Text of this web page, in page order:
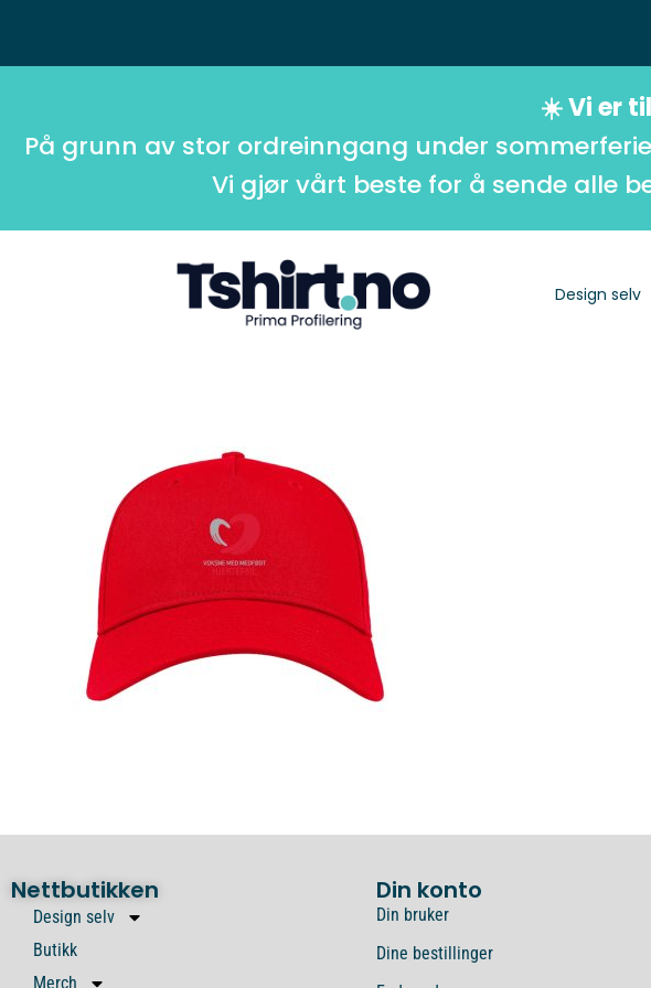
☀️ Vi er
På grunn av stor ordreinngang under
Vi gjør vårt beste for å sende alle
Design selv
Nettbutikken Din konto
Design selv
Butikk
Merch
Din bruker
Dine bestillinger